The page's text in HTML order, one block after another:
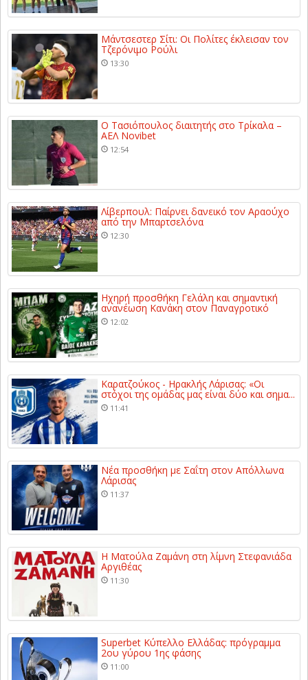
Μάντσεστερ Σίτι: Οι Πολίτες έκλεισαν τον
Τζερόνιμο Ρούλι
13:30
Ο Τασιόπουλος διαιτητής στο Τρίκαλα –
ΑΕΛ Novibet
12:54
Λίβερπουλ: Παίρνει δανεικό τον Αραούχο
από την Μπαρτσελόνα
12:30
Ηχηρή προσθήκη Γελάλη και σημαντική
ανανέωση Κανάκη στον Παναγροτικό
12:02
Καρατζούκος - Ηρακλής Λάρισας: «Οι
στόχοι της ομάδας μας είναι δύο και σημα...
11:41
Νέα προσθήκη με Σαΐτη στον Απόλλωνα
Λάρισας
11:37
Η Ματούλα Ζαμάνη στη λίμνη Στεφανιάδα
Αργιθέας
11:30
Superbet Κύπελλο Ελλάδας: πρόγραμμα
2ου γύρου 1ης φάσης
11:00